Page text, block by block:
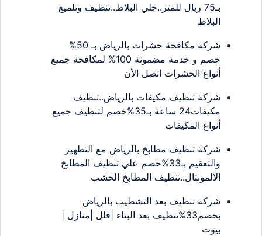
بـ75 ريال للمتر..جلي البلاط..تنظيف وتلميع
البلاط
شركة مكافحة حشرات بالرياض بـ 50%
خصم و خدمة مضمونة 100% لمكافحة جميع
أنواع الحشرات اتصل الأن
شركة تنظيف مكيفات بالرياض..تنظيف
مكيفات24 ساعة بـ35%خصم لتنظيف جميع
أنواع المكيفات
شركة تنظيف مطابخ بالرياض مع التطهير
والتعقيم بـ33%خصم علي تنظيف المطابخ
الالمونتال..تنظيف المطابخ الخشب
شركة تنظيف بعد التشطيب بالرياض
بخصم33%تنظيف بعد البناء |فلل |منازل |
بيوت